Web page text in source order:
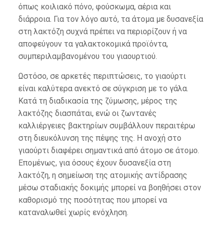
όπως κοιλιακό πόνο, φούσκωμα, αέρια και
διάρροια. Για τον λόγο αυτό, τα άτομα με δυσανεξία
στη λακτόζη συχνά πρέπει να περιορίζουν ή να
αποφεύγουν τα γαλακτοκομικά προϊόντα,
συμπεριλαμβανομένου του γιαουρτιού.
Ωστόσο, σε αρκετές περιπτώσεις, το γιαούρτι
είναι καλύτερα ανεκτό σε σύγκριση με το γάλα.
Κατά τη διαδικασία της ζύμωσης, μέρος της
λακτόζης διασπάται, ενώ οι ζωντανές
καλλιέργειες βακτηρίων συμβάλλουν περαιτέρω
στη διευκόλυνση της πέψης της. Η ανοχή στο
γιαούρτι διαφέρει σημαντικά από άτομο σε άτομο.
Επομένως, για όσους έχουν δυσανεξία στη
λακτόζη, η σημείωση της ατομικής αντίδρασης
μέσω σταδιακής δοκιμής μπορεί να βοηθήσει στον
καθορισμό της ποσότητας που μπορεί να
καταναλωθεί χωρίς ενόχληση.